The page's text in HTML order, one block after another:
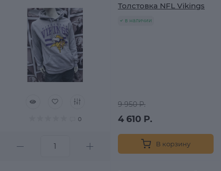
0
Толстовка NFL Vikings
в наличии
9 950 Р.
4 610 Р.
В корзину